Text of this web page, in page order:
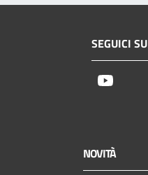
SEGUICI SU
NOVITÀ